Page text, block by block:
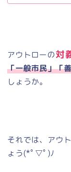
アウトローの対
「一般市民」「
しょうか。
それでは、アウ
ょう(*ﾟ▽ﾟ )ﾉ